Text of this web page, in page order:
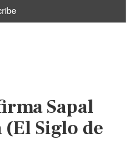
Sapal
Siglo de